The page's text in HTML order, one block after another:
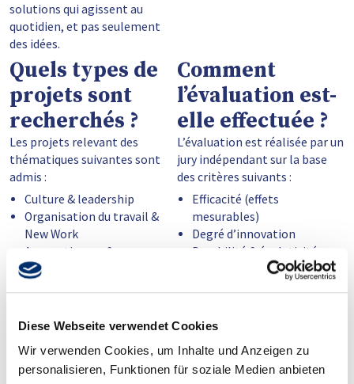
Diese Webseite verwendet Cookies
Wir verwenden Cookies, um Inhalte und Anzeigen zu
personalisieren, Funktionen für soziale Medien anbieten
solutions qui agissent au
quotidien, et pas seulement
des idées.
Quels types de
projets sont
recherchés ?
Les projets relevant des
thématiques suivantes sont
admis :
Culture & leadership
Organisation du travail &
New Work
Apprentissage &
développement
inclusion
collaboration numérique
Durabilité & responsabilité
Comment
l’évaluation est-
elle effectuée ?
L’évaluation est réalisée par un
jury indépendant sur la base
des critères suivants :
Efficacité (effets
mesurables)
Degré d’innovation
Durabilité & évolutivité
Participation & inclusion
Qualité de la mise en œuvre